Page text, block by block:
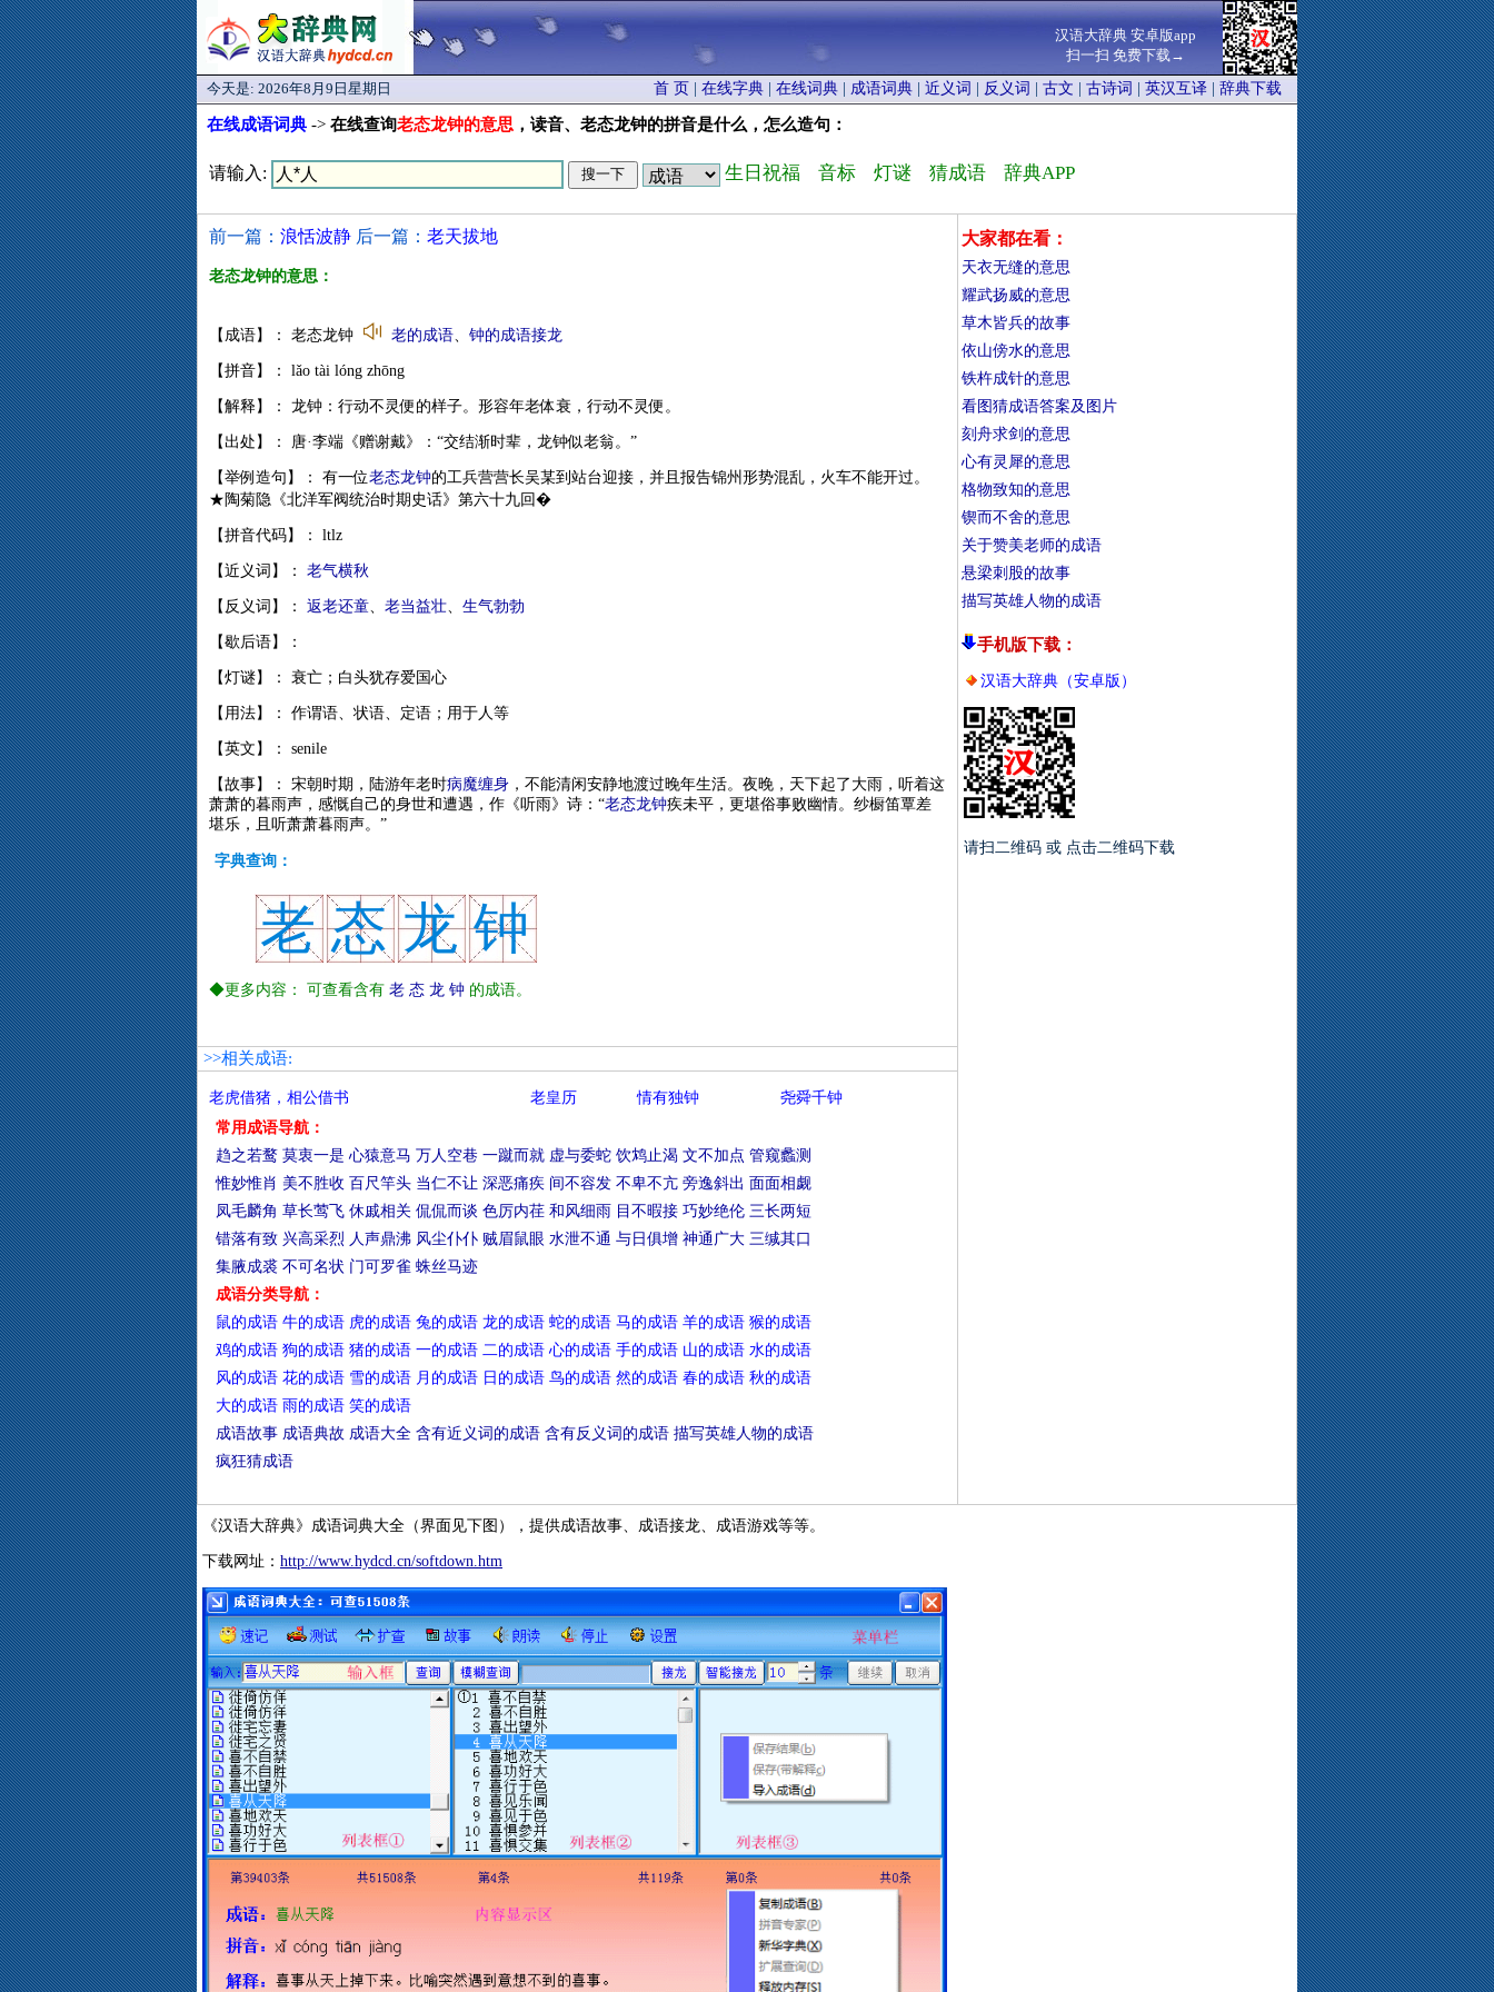
汉语大辞典 安卓版app
扫一扫 免费下载→
今天是: 2026年8月9日星期日 首 页 在线字典 在线词典 成语词典 近义词 反义词 古文 古诗词 英汉互译 辞典下载
在线成语词典 -> 在线查询老态龙钟的意思 ，读音、老态龙钟的拼音是什么，怎么造句：
请输入: 生日祝福 音标 灯谜 猜成语 辞典APP
前一篇： 浪恬波静 后一篇： 老天拔地
老态龙钟的意思：
【成语】： 老态龙钟 老的成语、 钟的成语接龙
【拼音】： lǎo tài lóng zhōng
【解释】： 龙钟：行动不灵便的样子。形容年老体衰，行动不灵便。
【出处】： 唐·李端《赠谢戴》：“交结渐时辈，龙钟似老翁。”
【举例造句】： 有一位老态龙钟的工兵营营长吴某到站台迎接，并且报告锦州形势混乱，火车不能开过。
★陶菊隐《北洋军阀统治时期史话》第六十九回�
【拼音代码】： ltlz
【近义词】： 老气横秋
【反义词】： 返老还童、 老当益壮、 生气勃勃
【歇后语】：
【灯谜】： 衰亡；白头犹存爱国心
【用法】： 作谓语、状语、定语；用于人等
【英文】： senile
【故事】： 宋朝时期，陆游年老时病魔缠身 ，不能清闲安静地渡过晚年生活。夜晚，天下起了大雨，听着这
萧萧的暮雨声，感慨自己的身世和遭遇，作《听雨》诗：“老态龙钟疾未平，更堪俗事败幽情。纱橱笛覃差
堪乐，且听萧萧暮雨声。”
字典查询：
老 态 龙 钟
◆更多内容： 可查看含有 老 态 龙 钟 的成语。
大家都在看：
天衣无缝的意思
耀武扬威的意思
草木皆兵的故事
依山傍水的意思
铁杵成针的意思
看图猜成语答案及图片
刻舟求剑的意思
心有灵犀的意思
格物致知的意思
锲而不舍的意思
关于赞美老师的成语
悬梁刺股的故事
描写英雄人物的成语
手机版下载：
汉语大辞典（安卓版）
请扫二维码 或 点击二维码下载
>>相关成语:
老虎借猪，相公借书 老皇历 情有独钟
尧舜千钟
常用成语导航：
趋之若鹜 莫衷一是 心猿意马 万人空巷 一蹴而就 虚与委蛇 饮鸩止渴 文不加点 管窥蠡测
惟妙惟肖 美不胜收 百尺竿头 当仁不让 深恶痛疾 间不容发 不卑不亢 旁逸斜出 面面相觑
凤毛麟角 草长莺飞 休戚相关 侃侃而谈 色厉内荏 和风细雨 目不暇接 巧妙绝伦 三长两短
错落有致 兴高采烈 人声鼎沸 风尘仆仆 贼眉鼠眼 水泄不通 与日俱增 神通广大 三缄其口
集腋成裘 不可名状 门可罗雀 蛛丝马迹
成语分类导航：
鼠的成语 牛的成语 虎的成语 兔的成语 龙的成语 蛇的成语 马的成语 羊的成语 猴的成语
鸡的成语 狗的成语 猪的成语 一的成语 二的成语 心的成语 手的成语 山的成语 水的成语
风的成语 花的成语 雪的成语 月的成语 日的成语 鸟的成语 然的成语 春的成语 秋的成语
大的成语 雨的成语 笑的成语
成语故事 成语典故 成语大全 含有近义词的成语 含有反义词的成语 描写英雄人物的成语
疯狂猜成语
《汉语大辞典》成语词典大全（界面见下图），提供成语故事、成语接龙、成语游戏等等。
下载网址： http://www.hydcd.cn/softdown.htm